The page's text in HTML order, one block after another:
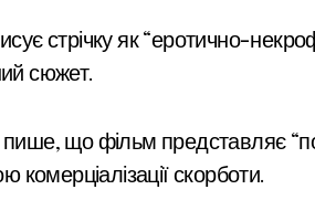
стрічку як “еротично-
сюжет.
що фільм представляє
комерціалізації скорботи.